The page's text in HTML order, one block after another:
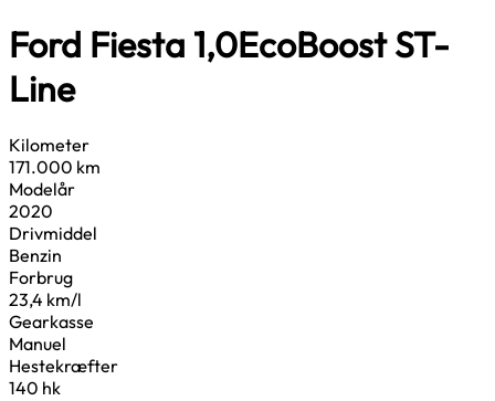
Ford Fiesta 1,0EcoBoost ST-
Line
Kilometer
171.000 km
Modelår
2020
Drivmiddel
Benzin
Forbrug
23,4 km/l
Gearkasse
Manuel
Hestekræfter
140 hk